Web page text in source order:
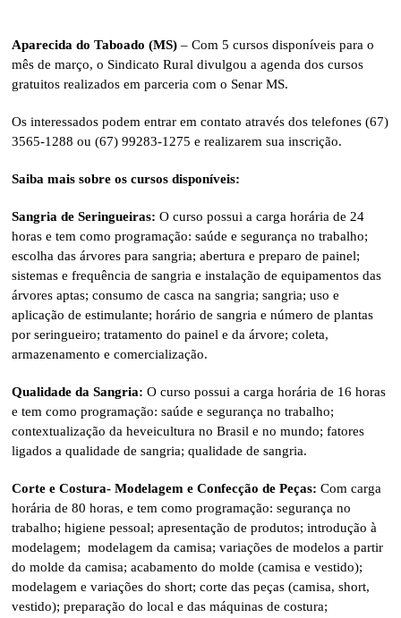
Aparecida do Taboado (MS) – Com 5 cursos disponíveis para o
mês de março, o Sindicato Rural divulgou a agenda dos cursos
gratuitos realizados em parceria com o Senar MS.
Os interessados podem entrar em contato através dos telefones (67)
3565-1288 ou (67) 99283-1275 e realizarem sua inscrição.
Saiba mais sobre os cursos disponíveis:
Sangria de Seringueiras: O curso possui a carga horária de 24
horas e tem como programação: saúde e segurança no trabalho;
escolha das árvores para sangria; abertura e preparo de painel;
sistemas e frequência de sangria e instalação de equipamentos das
árvores aptas; consumo de casca na sangria; sangria; uso e
aplicação de estimulante; horário de sangria e número de plantas
por seringueiro; tratamento do painel e da árvore; coleta,
armazenamento e comercialização.
Qualidade da Sangria: O curso possui a carga horária de 16 horas
e tem como programação: saúde e segurança no trabalho;
contextualização da heveicultura no Brasil e no mundo; fatores
ligados a qualidade de sangria; qualidade de sangria.
Corte e Costura- Modelagem e Confecção de Peças:Com carga
horária de 80 horas, e tem como programação: segurança no
trabalho; higiene pessoal; apresentação de produtos; introdução à
modelagem; modelagem da camisa; variações de modelos a partir
do molde da camisa; acabamento do molde (camisa e vestido);
modelagem e variações do short; corte das peças (camisa, short,
vestido); preparação do local e das máquinas de costura;